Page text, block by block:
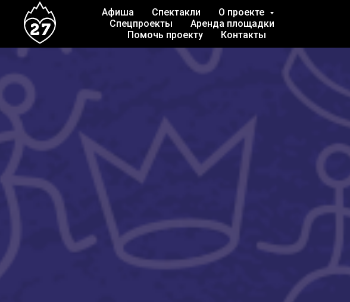
Афиша Спектакли
О проекте
Спецпроекты
Аренда площадки
Помочь проекту
Контакты